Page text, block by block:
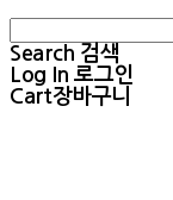
Search 검색
Log In 로그인
Cart장바구니